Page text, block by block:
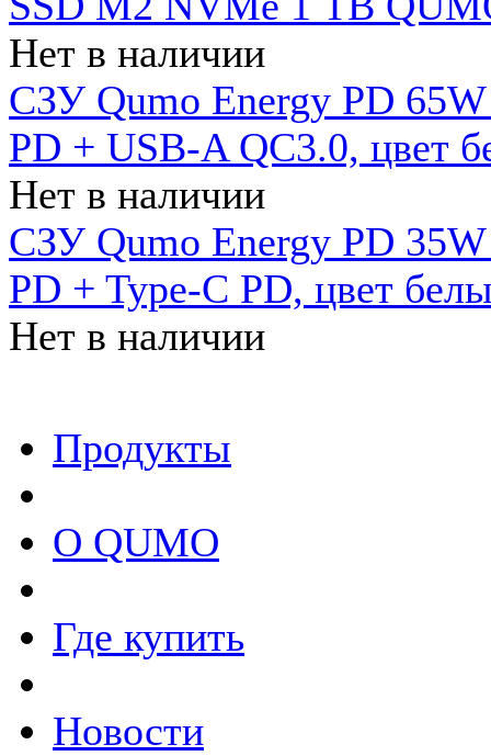
Нет в наличии
СЗУ Qumo Energy PD
PD + USB-A QC3.0, цвет
Нет в наличии
СЗУ Qumo Energy PD
PD + Type-C PD, цвет
Нет в наличии
Продукты
О QUMO
Где купить
Новости